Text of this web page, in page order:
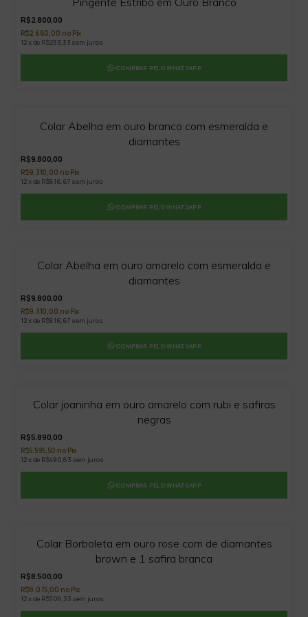
R$2.800,00
R$2.660,00 no Pix
12 x de R$233,33 sem juros
COMPRAR PELO WHATSAPP
Colar Abelha em ouro branco com esmeralda e
diamantes
R$9.800,00
R$9.310,00 no Pix
12 x de R$816,67 sem juros
COMPRAR PELO WHATSAPP
Colar Abelha em ouro amarelo com esmeralda e
diamantes
R$9.800,00
R$9.310,00 no Pix
12 x de R$816,67 sem juros
COMPRAR PELO WHATSAPP
Colar joaninha em ouro amarelo com rubi e safiras
negras
R$5.890,00
R$5.595,50 no Pix
12 x de R$490,83 sem juros
COMPRAR PELO WHATSAPP
Colar Borboleta em ouro rose com de diamantes
brown e 1 safira branca
R$8.500,00
R$8.075,00 no Pix
12 x de R$708,33 sem juros